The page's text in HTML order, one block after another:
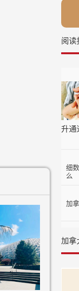
阅读
升通
细
么
加
加拿